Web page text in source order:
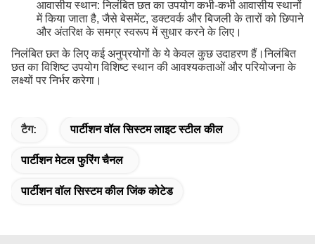
आवासीय स्थान: निलंबित छत का उपयोग कभी-कभी आवासीय स्थानों
में किया जाता है, जैसे बेसमेंट, डक्टवर्क और बिजली के तारों को छिपाने
और अंतरिक्ष के समग्र स्वरूप में सुधार करने के लिए।
निलंबित छत के लिए कई अनुप्रयोगों के ये केवल कुछ उदाहरण हैं।निलंबित
छत का विशिष्ट उपयोग विशिष्ट स्थान की आवश्यकताओं और परियोजना के
लक्ष्यों पर निर्भर करेगा।
टैग: पार्टीशन वॉल सिस्टम लाइट स्टील कील
पार्टीशन मेटल फुरिंग चैनल
पार्टीशन वॉल सिस्टम कील जिंक कोटेड